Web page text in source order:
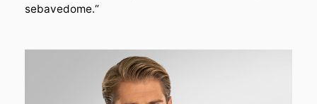
sebavedome.“